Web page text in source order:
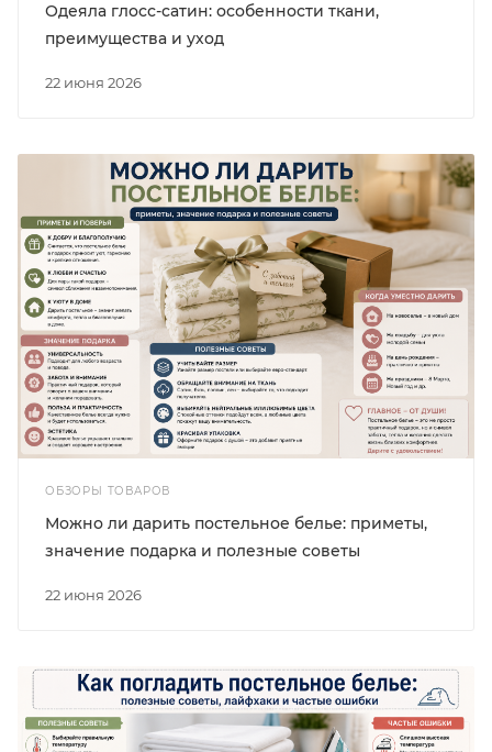
22 июня 2026
Одеяла глосс-сатин: особенности ткани,
преимущества и уход
ОБЗОРЫ ТОВАРОВ
22 июня 2026
Можно ли дарить постельное белье: приметы,
значение подарка и полезные советы